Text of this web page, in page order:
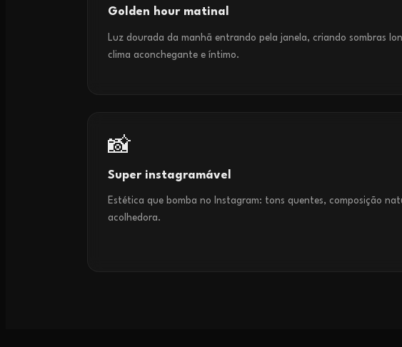
Golden hour matinal
Luz dourada da manhã entrando pela janela, criando sombras
clima aconchegante e íntimo.
📸
Super instagramável
Estética que bomba no Instagram: tons quentes, composição
acolhedora.